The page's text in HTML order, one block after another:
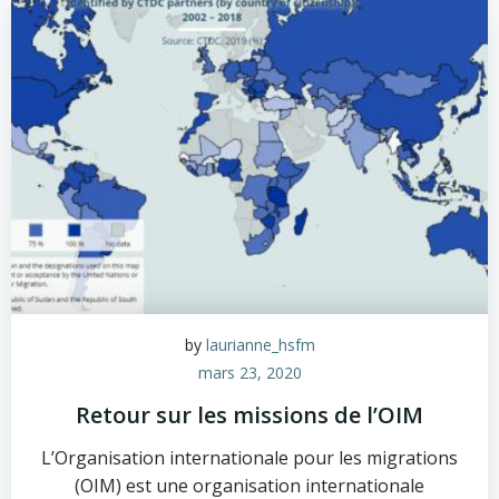
by laurianne_hsfm
mars 23, 2020
Retour sur les missions de l’OIM
L’Organisation internationale pour les migrations
(OIM) est une organisation internationale